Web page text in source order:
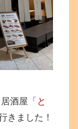
酒屋「 と
きました！